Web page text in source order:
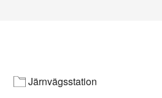
Järnvägsstation